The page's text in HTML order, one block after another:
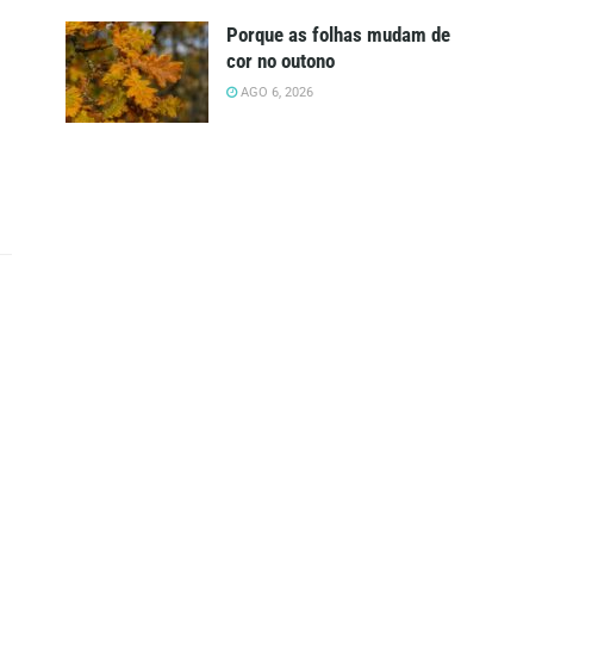
Porque as folhas mudam de
cor no outono
AGO 6, 2026